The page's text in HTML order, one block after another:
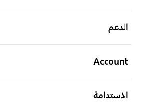
الدعم
Account
الاستدامة